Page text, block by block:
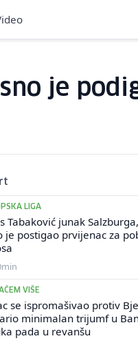
je
LIGA
Tabaković junak
je postigao prvijenac za
VIŠE
se ispromašivao protiv
minimalan trijumf u
pada u revanšu